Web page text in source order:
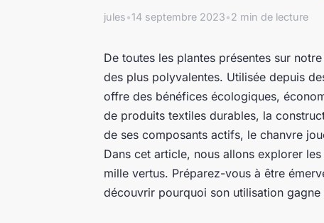
jules•14 septembre 2023•2 min de lecture
De toutes les plantes présentes sur
des plus polyvalentes. Utilisée depuis
offre des bénéfices écologiques,
de produits textiles durables, la
de ses composants actifs, le chanvre
Dans cet article, nous allons explorer
mille vertus. Préparez-vous à être
découvrir pourquoi son utilisation